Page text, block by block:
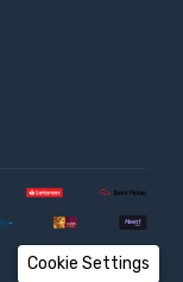
Cookie Settings